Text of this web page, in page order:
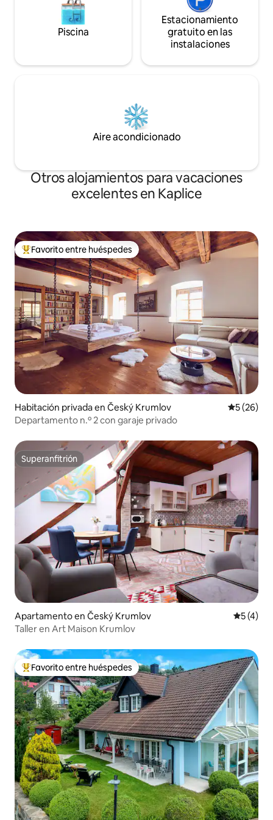
Piscina
Estacionamiento
gratuito en las
instalaciones
Aire acondicionado
Otros alojamientos para vacaciones
excelentes en Kaplice
Favorito entre huéspedes preferido
Favorito entre huéspedes
Habitación privada en Český Krumlov
5 (26)
Departamento n.º 2 con garaje privado
Superanfitrión
Superanfitrión
Apartamento en Český Krumlov
5 (4)
Taller en Art Maison Krumlov
Favorito entre huéspedes preferido
Favorito entre huéspedes